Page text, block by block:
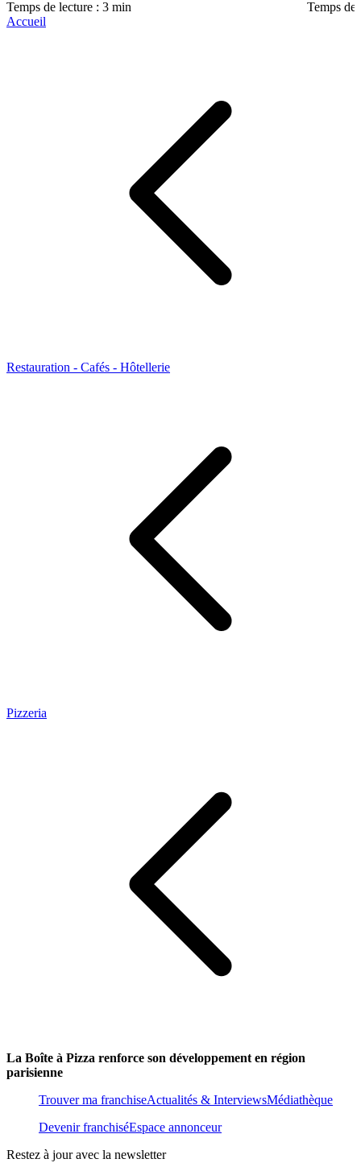
Temps de lecture : 3 min
Temps de
Accueil
Restauration - Cafés - Hôtellerie
Pizzeria
La Boîte à Pizza renforce son développement en région
parisienne
Trouver ma franchiseActualités & InterviewsMédiathèque
Devenir franchiséEspace annonceur
Restez à jour avec la newsletter